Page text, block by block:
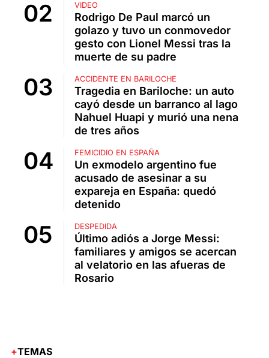
VIDEO
Rodrigo De Paul marcó un
golazo y tuvo un conmovedor
gesto con Lionel Messi tras la
muerte de su padre
ACCIDENTE EN BARILOCHE
Tragedia en Bariloche: un auto
cayó desde un barranco al lago
Nahuel Huapi y murió una nena
de tres años
FEMICIDIO EN ESPAÑA
Un exmodelo argentino fue
acusado de asesinar a su
expareja en España: quedó
detenido
DESPEDIDA
Último adiós a Jorge Messi:
familiares y amigos se acercan
al velatorio en las afueras de
Rosario
TEMAS